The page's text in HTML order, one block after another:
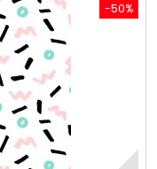
-50%